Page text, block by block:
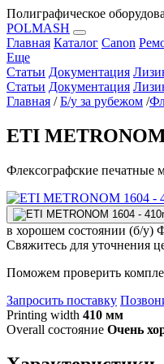
Полиграфическое
POLMASH
Главная Каталог Canon
Еще
Статьи Документация
Статьи Документация
Главная / Б/у за рубежом /
ETI METRONOM
Флексографские печатные
в хорошем состоянии (б/у)
Свяжитесь для уточнения
Поможем проверить
Запросить поставку
Printing width 410 мм
Overall состояние Очень